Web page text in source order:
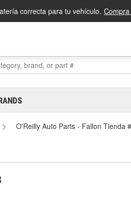
correcta para tu vehículo.
O'Reilly Auto Parts - Fallon Tienda